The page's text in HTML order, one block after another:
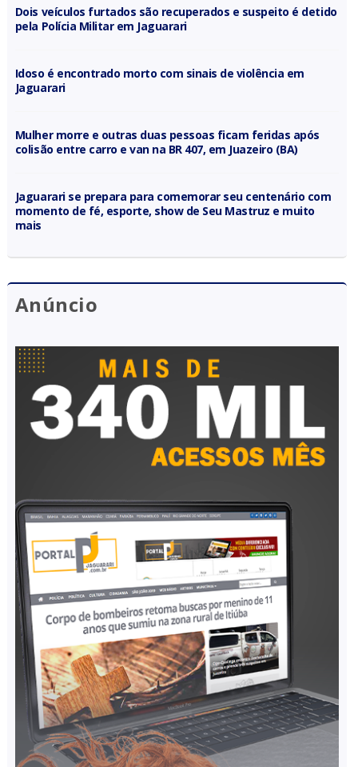
Dois veículos furtados são recuperados e suspeito é detido
pela Polícia Militar em Jaguarari
Idoso é encontrado morto com sinais de violência em
Jaguarari
Mulher morre e outras duas pessoas ficam feridas após
colisão entre carro e van na BR 407, em Juazeiro (BA)
Jaguarari se prepara para comemorar seu centenário com
momento de fé, esporte, show de Seu Mastruz e muito
mais
Anúncio